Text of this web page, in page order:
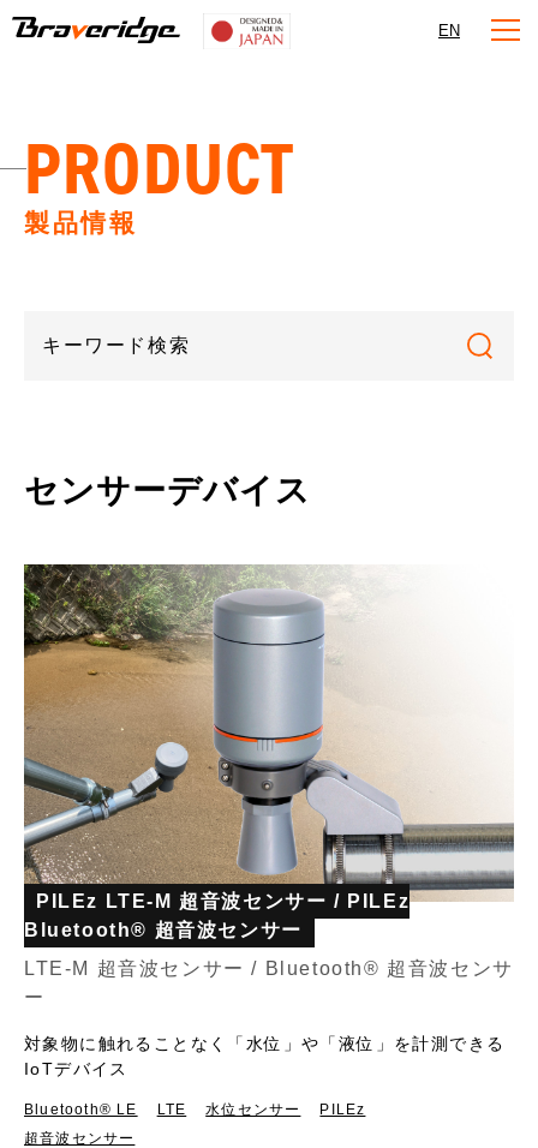
Braveridge
EN
PRODUCT
製品情報
センサーデバイス
PILEz LTE-M 超音波センサー / PILEz
Bluetooth® 超音波センサー
LTE-M 超音波センサー / Bluetooth® 超音波センサ
ー
対象物に触れることなく「水位」や「液位」を計測できる
IoTデバイス
Bluetooth®︎ LE LTE 水位センサー
PILEz
超音波センサー